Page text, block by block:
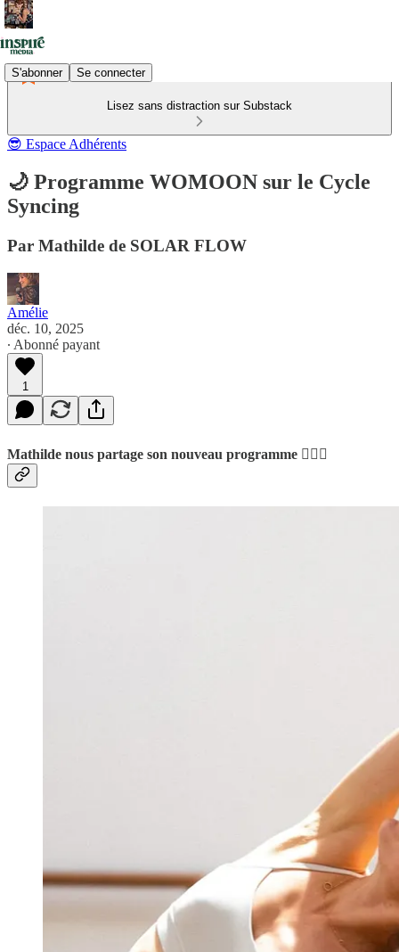
S'abonner Se connecter
Lisez sans distraction sur Substack
😎 Espace Adhérents
🌙 Programme WOMOON sur le Cycle
Syncing
Par Mathilde de SOLAR FLOW
Amélie
déc. 10, 2025
∙ Abonné payant
1
Mathilde nous partage son nouveau programme 🧘🏻‍♀️